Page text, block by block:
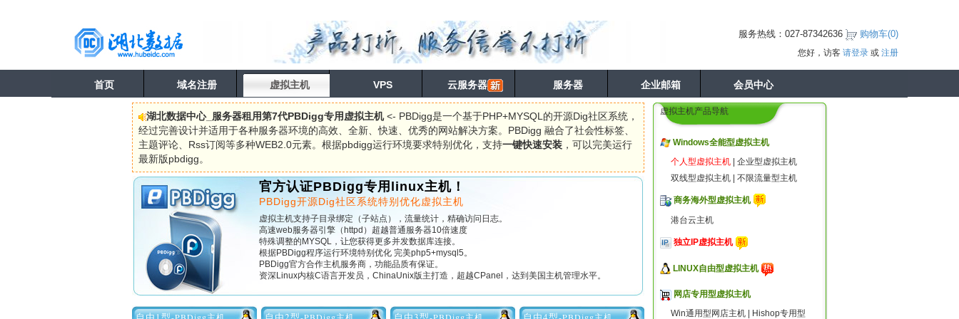
服务热线：027-87342636 购物车(0)
您好，访客 请登录或 注册
首页 域名注册 虚拟主机 VPS 云服务器 服务器 企业邮箱 会员中心
湖北数据中心_服务器租用第7代PBDigg专用虚拟主机<- PBDigg是一个基于PHP+MYSQL的开源Dig社区系统，
经过完善设计并适用于各种服务器环境的高效、全新、快速、优秀的网站解决方案。PBDigg 融合了社会性标签、
主题评论、Rss订阅等多种WEB2.0元素。根据pbdigg运行环境要求特别优化，支持一键快速安装，可以完美运行
最新版pbdigg。
官方认证PBDigg专用linux主机！
PBDigg开源Dig社区系统特别优化虚拟主机
虚拟主机支持子目录绑定（子站点），流量统计，精确访问日志。
高速web服务器引擎（httpd）超越普通服务器10倍速度
特殊调整的MYSQL，让您获得更多并发数据库连接。
根据PBDigg程序运行环境特别优化 完美php5+mysql5。
PBDigg官方合作主机服务商，功能品质有保证。
资深Linux内核C语言开发员，ChinaUnix版主打造，超越CPanel，达到美国主机管理水平。
虚拟主机产品导航
Windows全能型虚拟主机
个人型虚拟主机| 企业型虚拟主机
双线型虚拟主机| 不限流量型主机
商务海外型虚拟主机
港台云主机
独立IP虚拟主机
LINUX自由型虚拟主机
网店专用型虚拟主机
Win通用型网店主机| Hishop专用型